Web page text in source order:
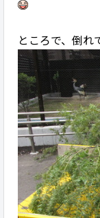
ところで、倒れ